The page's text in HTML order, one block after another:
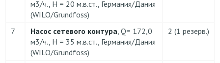
м3/ч., H = 20 м.в.ст., Германия/Дания
(WILO/Grundfoss)
7 Насос сетевого контура , Q= 172,0
м3/ч., H = 35 м.в.ст., Германия/Дания
(WILO/Grundfoss)
2 (1 резерв.)